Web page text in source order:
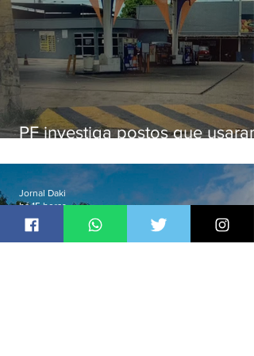
PF investiga postos que usaram
secretário morto em 2020
Jornal Daki
há 15 horas